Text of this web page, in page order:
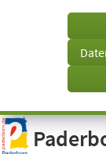
Visuelle
Assistenzsoftware
öffnen.